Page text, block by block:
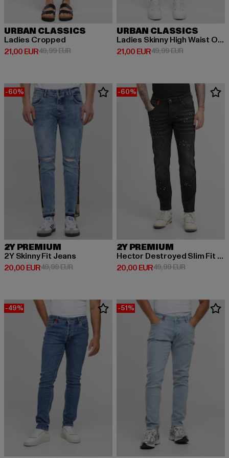
URBAN CLASSICS
Ladies Cropped
21,00 EUR
Derzeitiger Preis: 21,00 EUR
49,99 EURAktionspreis: 49,99 EUR
URBAN CLASSICS
Ladies Skinny High Waist Open Hem Jeans
21,00 EUR
Derzeitiger Preis: 21,00 EUR
49,99 EURAktionspreis:
-60%
2Y PREMIUM
2Y Skinny Fit Jeans
20,00 EUR
Derzeitiger Preis: 20,00 EUR
49,99 EURAktionspreis: 49,99 EUR
-60%
2Y PREMIUM
Hector Destroyed Slim Fit Jeans
20,00 EUR
Derzeitiger Preis: 20,00 EUR
49,99 EURAktionspreis:
-49% -51%